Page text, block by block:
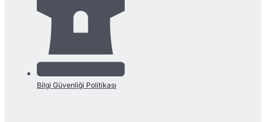
Bilgi Güvenliği Politikası